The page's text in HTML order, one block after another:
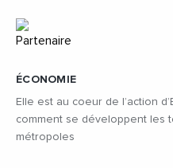
ÉCONOMIE
Elle est au coeur de l’action
comment se développent les
métropoles